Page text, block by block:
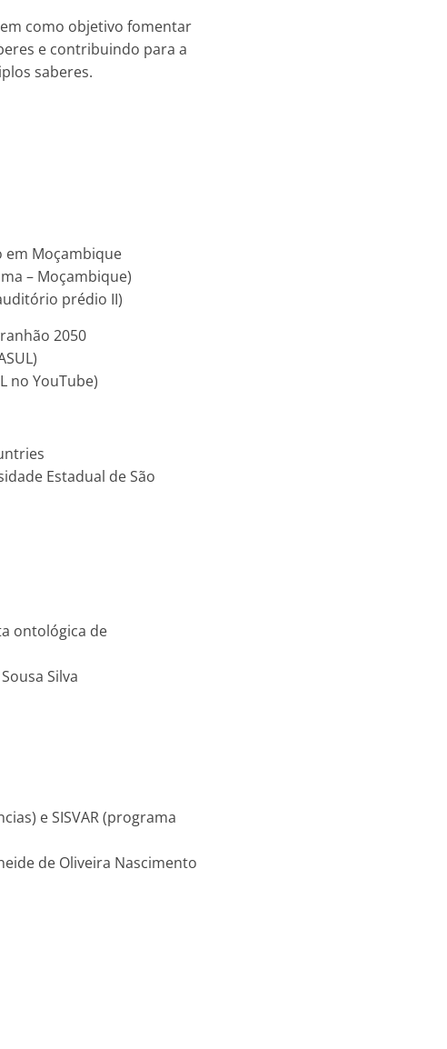
como objetivo fomentar
e contribuindo para a
saberes.
em Moçambique
– Moçambique)
prédio II)
2050
no YouTube)
Estadual de São
ontológica de
Silva
e SISVAR (programa
de Oliveira Nascimento